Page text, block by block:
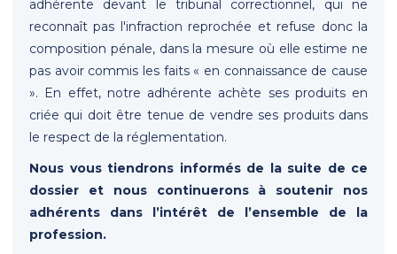
adhérente devant le tribunal correctionnel, qui ne
reconnaît pas l'infraction reprochée et refuse donc la
composition pénale, dans la mesure où elle estime ne
pas avoir commis les faits « en connaissance de cause
». En effet, notre adhérente achète ses produits en
criée qui doit être tenue de vendre ses produits dans
le respect de la réglementation.
Nous vous tiendrons informés de la suite de ce
dossier et nous continuerons à soutenir nos
adhérents dans l’intérêt de l’ensemble de la
profession.